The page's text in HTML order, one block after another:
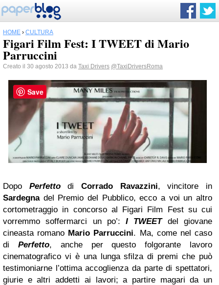
HOME › CULTURA
Figari Film Fest: I TWEET di Mario
Parruccini
Creato il 30 agosto 2013 da Taxi Drivers @TaxiDriversRoma
Dopo PerfettodiCorrado Ravazzini, vincitore in
Sardegnadel Premio del Pubblico, ecco a voi un altro
cortometraggio in concorso al Figari Film Fest su cui
vorremmo soffermarci un po’:I TWEETdel giovane
cineasta romano Mario Parruccini. Ma, come nel caso
di Perfetto, anche per questo folgorante lavoro
cinematografico vi è una lunga sfilza di premi che può
testimoniarne l’ottima accoglienza da parte di spettatori,
giurie e altri addetti ai lavori; a partire magari da un
Save